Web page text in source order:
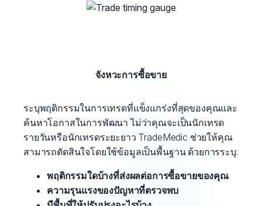
จังหวะการซื้อขาย
ระบุพฤติกรรมในการเทรดที่แข็งแกร่งที่สุดของคุณและ
ค้นหาโอกาสในการพัฒนา ไม่ว่าคุณจะเป็นนักเทรด
รายวันหรือนักเทรดระยะยาว TradeMedic ช่วยให้คุณ
สามารถตัดสินใจโดยใช้ข้อมูลเป็นพื้นฐาน ด้วยการระบุ:
พฤติกรรมใดบ้างที่ส่งผลต่อการซื้อขายของคุณ
ความรุนแรงของปัญหาที่ตรวจพบ